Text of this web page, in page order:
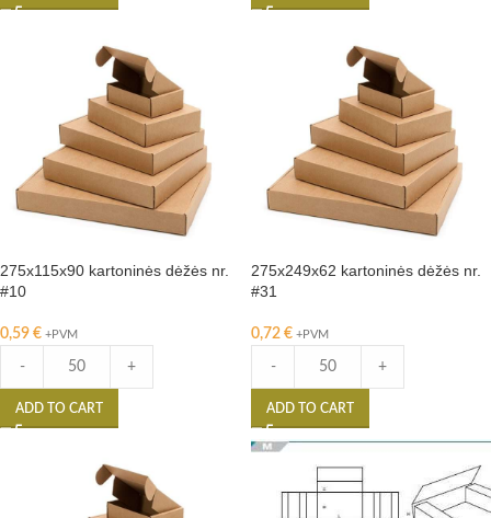
275x115x90 kartoninės dėžės nr.
#10
0,59 € +PVM
- +
ADD TO CART
275x249x62 kartoninės dėžės nr.
#31
0,72 € +PVM
- +
ADD TO CART